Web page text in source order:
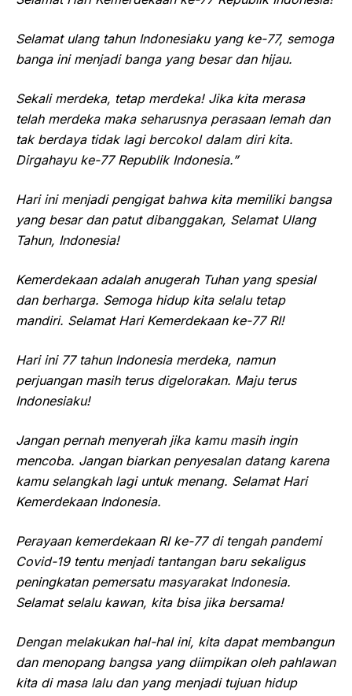
Selamat ulang tahun Indonesiaku yang ke-77, semoga
banga ini menjadi banga yang besar dan hijau.
Sekali merdeka, tetap merdeka! Jika kita merasa
telah merdeka maka seharusnya perasaan lemah dan
tak berdaya tidak lagi bercokol dalam diri kita.
Dirgahayu ke-77 Republik Indonesia.”
Hari ini menjadi pengigat bahwa kita memiliki bangsa
yang besar dan patut dibanggakan, Selamat Ulang
Tahun, Indonesia!
Kemerdekaan adalah anugerah Tuhan yang spesial
dan berharga. Semoga hidup kita selalu tetap
mandiri. Selamat Hari Kemerdekaan ke-77 RI!
Hari ini 77 tahun Indonesia merdeka, namun
perjuangan masih terus digelorakan. Maju terus
Indonesiaku!
Jangan pernah menyerah jika kamu masih ingin
mencoba. Jangan biarkan penyesalan datang karena
kamu selangkah lagi untuk menang. Selamat Hari
Kemerdekaan Indonesia.
Perayaan kemerdekaan RI ke-77 di tengah pandemi
Covid-19 tentu menjadi tantangan baru sekaligus
peningkatan pemersatu masyarakat Indonesia.
Selamat selalu kawan, kita bisa jika bersama!
Dengan melakukan hal-hal ini, kita dapat membangun
dan menopang bangsa yang diimpikan oleh pahlawan
kita di masa lalu dan yang menjadi tujuan hidup